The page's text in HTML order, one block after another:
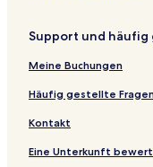
Support und häufig
Meine Buchungen
Häufig gestellte
Kontakt
Eine Unterkunft